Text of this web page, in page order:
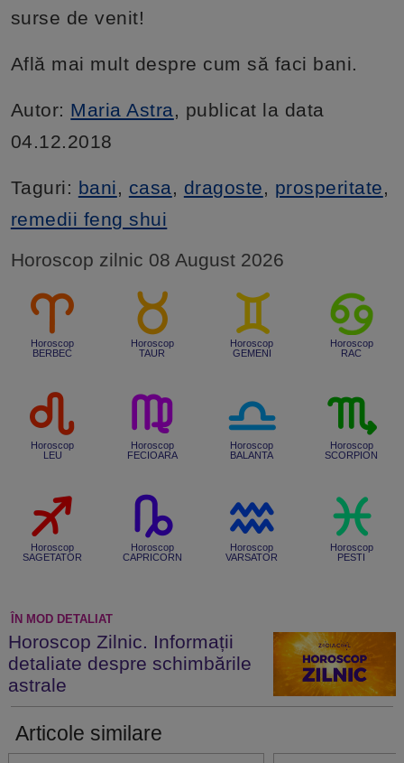
surse de venit!
Află mai mult despre cum să faci bani.
Autor: Maria Astra, publicat la data
04.12.2018
Taguri: bani, casa, dragoste, prosperitate,
remedii feng shui
Horoscop zilnic 08 August 2026
Horoscop
BERBEC
Horoscop
TAUR
Horoscop
GEMENI
Horoscop
RAC
Horoscop
LEU
Horoscop
FECIOARA
Horoscop
BALANTA
Horoscop
SCORPION
Horoscop
SAGETATOR
Horoscop
CAPRICORN
Horoscop
VARSATOR
Horoscop
PESTI
ÎN MOD DETALIAT
Horoscop Zilnic. Informații
detaliate despre schimbările
astrale
Articole similare